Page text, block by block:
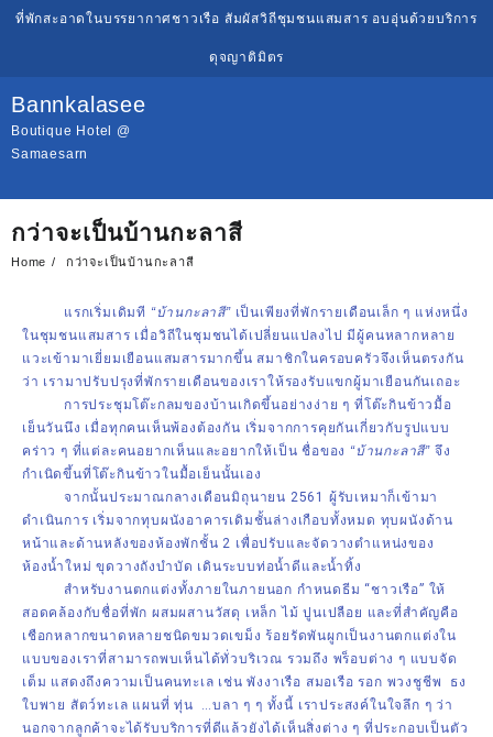
ที่พักสะอาดในบรรยากาศชาวเรือ สัมผัสวิถีชุมชนแสมสาร อบอุ่นด้วยบริการ
ดุจญาติมิตร
Bannkalasee
Boutique Hotel @
Samaesarn
กว่าจะเป็นบ้านกะลาสี
Home กว่าจะเป็นบ้านกะลาสี
แรกเริ่มเดิมที “บ้านกะลาสี”เป็นเพียงที่พักรายเดือนเล็ก ๆ แห่งหนึ่ง
ในชุมชนแสมสาร เมื่อวิถีในชุมชนได้เปลี่ยนแปลงไป มีผู้คนหลากหลาย
แวะเข้ามาเยี่ยมเยือนแสมสารมากขึ้น สมาชิกในครอบครัวจึงเห็นตรงกัน
ว่า เรามาปรับปรุงที่พักรายเดือนของเราให้รองรับแขกผู้มาเยือนกันเถอะ
การประชุมโต๊ะกลมของบ้านเกิดขึ้นอย่างง่าย ๆ ที่โต๊ะกินข้าวมื้อ
เย็นวันนึง เมื่อทุกคนเห็นพ้องต้องกัน เริ่มจากการคุยกันเกี่ยวกับรูปแบบ
คร่าว ๆ ที่แต่ละคนอยากเห็นและอยากให้เป็น ชื่อของ “บ้านกะลาสี” จึง
กำเนิดขึ้นที่โต๊ะกินข้าวในมื้อเย็นนั้นเอง
จากนั้นประมาณกลางเดือนมิถุนายน 2561 ผู้รับเหมาก็เข้ามา
ดำเนินการ เริ่มจากทุบผนังอาคารเดิมชั้นล่างเกือบทั้งหมด ทุบผนังด้าน
หน้าและด้านหลังของห้องพักชั้น 2 เพื่อปรับและจัดวางตำแหน่งของ
ห้องน้ำใหม่ ขุดวางถังบำบัด เดินระบบท่อน้ำดีและน้ำทิ้ง
สำหรับงานตกแต่งทั้งภายในภายนอก กำหนดธีม “ชาวเรือ” ให้
สอดคล้องกับชื่อที่พัก ผสมผสานวัสดุ เหล็ก ไม้ ปูนเปลือย และที่สำคัญคือ
เชือกหลากขนาดหลายชนิดขมวดเขม็ง ร้อยรัดพันผูกเป็นงานตกแต่งใน
แบบของเราที่สามารถพบเห็นได้ทั่วบริเวณ รวมถึง พร็อบต่าง ๆ แบบจัด
เต็ม แสดงถึงความเป็นคนทะเล เช่น พังงาเรือ สมอเรือ รอก พวงชูชีพ ธง
ใบพาย สัตว์ทะเล แผนที่ ทุ่น …บลา ๆ ๆ ทั้งนี้ เราประสงค์ในใจลึก ๆ ว่า
นอกจากลูกค้าจะได้รับบริการที่ดีแล้วยังได้เห็นสิ่งต่าง ๆ ที่ประกอบเป็นตัว